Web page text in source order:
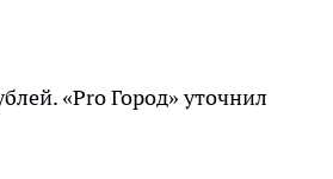
«Pro Город» уточнил